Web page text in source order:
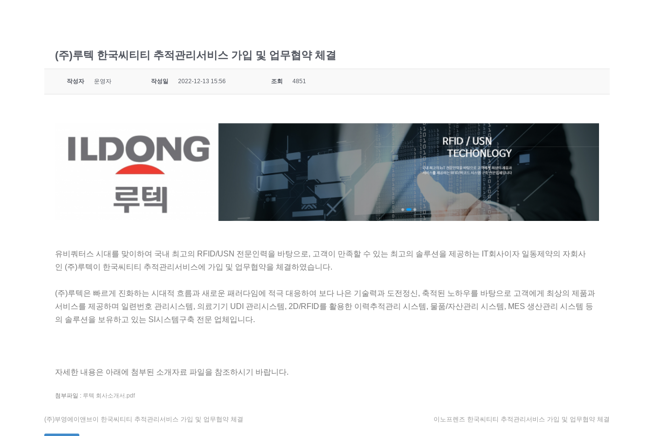
(주)루텍 한국씨티티 추적관리서비스 가입 및 업무협약 체결
작성자 운영자 작성일 2022-12-13 15:56 조회 4851
유비쿼터스 시대를 맞이하여 국내 최고의 RFID/USN 전문인력을 바탕으로, 고객이 만족할 수 있는 최고의 솔루션을 제공하는 IT회사이자 일동제약의 자회사
인 (주)루텍이 한국씨티티 추적관리서비스에 가입 및 업무협약을 체결하였습니다.
(주)루텍은 빠르게 진화하는 시대적 흐름과 새로운 패러다임에 적극 대응하여 보다 나은 기술력과 도전정신, 축적된 노하우를 바탕으로 고객에게 최상의 제품과
서비스를 제공하며 일련번호 관리시스템, 의료기기 UDI 관리시스템, 2D/RFID를 활용한 이력추적관리 시스템, 물품/자산관리 시스템, MES 생산관리 시스템 등
의 솔루션을 보유하고 있는 SI시스템구축 전문 업체입니다.
자세한 내용은 아래에 첨부된 소개자료 파일을 참조하시기 바랍니다.
첨부파일 : 루텍 회사소개서.pdf
(주)부영에이앤브이 한국씨티티 추적관리서비스 가입 및 업무협약 체결 이노프렌즈 한국씨티티 추적관리서비스 가입 및 업무협약 체결